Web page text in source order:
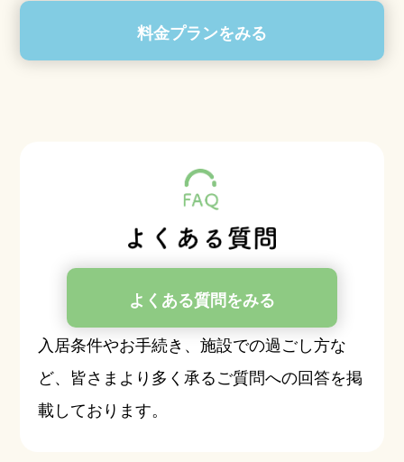
料金プランをみる
よくある質問をみる
入居条件やお手続き、施設での過ごし方な
ど、皆さまより多く承るご質問への回答を掲
載しております。